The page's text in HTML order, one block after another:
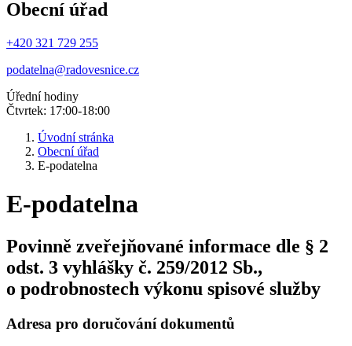
Obecní úřad
+420 321 729 255
podatelna@radovesnice.cz
Úřední hodiny
Čtvrtek: 17:00-18:00
Úvodní stránka
Obecní úřad
E-podatelna
E-podatelna
Povinně zveřejňované informace dle § 2
odst. 3 vyhlášky č. 259/2012 Sb.,
o podrobnostech výkonu spisové služby
Adresa pro doručování dokumentů